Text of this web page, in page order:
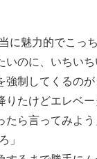
に魅力的でこっ
いのに、いちい
強制してくるのが
りたけどエレベ
ら言ってみよう
」